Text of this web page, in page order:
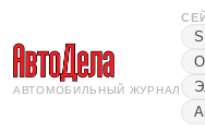
АВТОМОБИЛЬНЫЙ ЖУРНАЛ